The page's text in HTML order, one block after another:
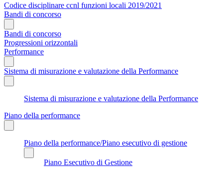
Codice disciplinare ccnl funzioni locali 2019/2021
Bandi di concorso
Bandi di concorso
Progressioni orizzontali
Performance
Sistema di misurazione e valutazione della Performance
Sistema di misurazione e valutazione della Performance
Piano della performance
Piano della performance/Piano esecutivo di gestione
Piano Esecutivo di Gestione